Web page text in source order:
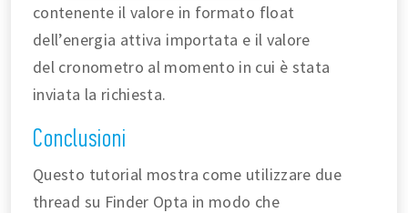
contenente il valore in formato float
dell’energia attiva importata e il valore
del cronometro al momento in cui è stata
inviata la richiesta.
Conclusioni
Questo tutorial mostra come utilizzare due
thread su Finder Opta in modo che